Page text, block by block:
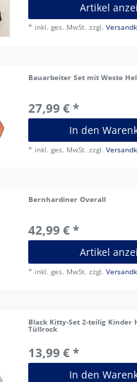
Artikel
* inkl. ges. MwSt. zzgl.
Bauarbeiter Set mit Weste
27,99 € *
In den
* inkl. ges. MwSt. zzgl.
Bernhardiner Overall
42,99 € *
Artikel
* inkl. ges. MwSt. zzgl.
Black Kitty-Set 2-teilig Kinder
Tüllrock
13,99 € *
In den